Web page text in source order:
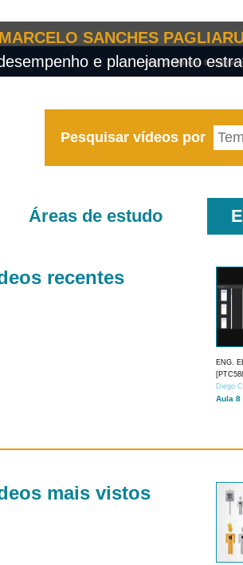
MARCELO SANCHES
e planejamento
Pesquisar vídeos por
Áreas de estudo
recentes
ENG.
Diego
Aula 8
mais vistos